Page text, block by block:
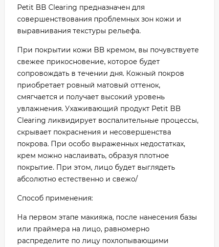
Petit BB Clearing предназначен для
совершенствования проблемных зон кожи и
выравнивания текстуры рельефа.
При покрытии кожи BB кремом, вы почувствуете
свежее прикосновение, которое будет
сопровождать в течении дня. Кожный покров
приобретает ровный матовый оттенок,
смягчается и получает высокий уровень
увлажнения. Ухаживающий продукт Petit BB
Clearing ликвидирует воспалительные процессы,
скрывает покраснения и несовершенства
покрова. При особо выраженных недостатках,
крем можно наслаивать, образуя плотное
покрытие. При этом, лицо будет выглядеть
абсолютно естественно и свежо/
Способ применения:
На первом этапе макияжа, после нанесения базы
или праймера на лицо, равномерно
распределите по лицу похлопывающими